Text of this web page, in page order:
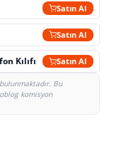
Satın Al
Satın Al
Kılıfı Satın Al
Bu
komisyon